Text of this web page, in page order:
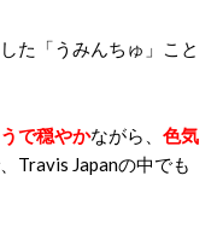
た「うみんちゅ」こと
で穏やかながら、 色気
Travis Japanの中でも